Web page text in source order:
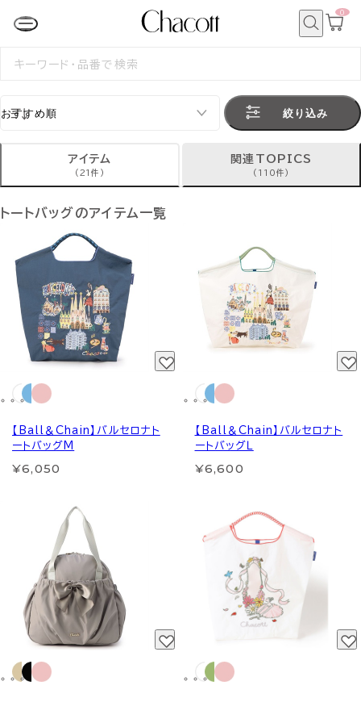
カ
0
検
絞り込み
アイテム
(21件)
関連TOPICS
(110件)
トートバッグのアイテム一覧
【Ball＆Chain】バルセロナト
ートバッグM
¥6,050
【Ball＆Chain】バルセロナト
ートバッグＬ
¥6,600